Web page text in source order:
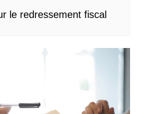
le redressement fiscal